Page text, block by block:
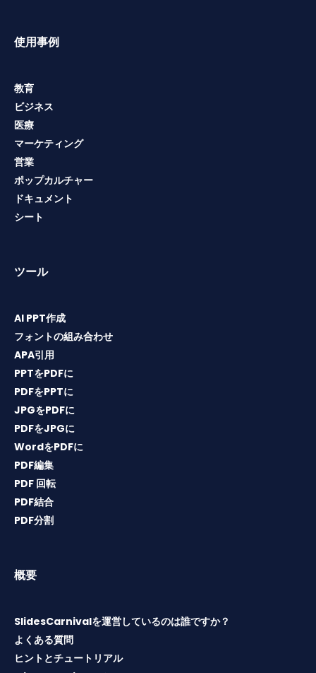
使用事例
教育
ビジネス
医療
マーケティング
営業
ポップカルチャー
ドキュメント
シート
ツール
AI PPT作成
フォントの組み合わせ
APA引用
PPTをPDFに
PDFをPPTに
JPGをPDFに
PDFをJPGに
WordをPDFに
PDF編集
PDF 回転
PDF結合
PDF分割
概要
SlidesCarnivalを運営しているのは誰ですか？
よくある質問
ヒントとチュートリアル